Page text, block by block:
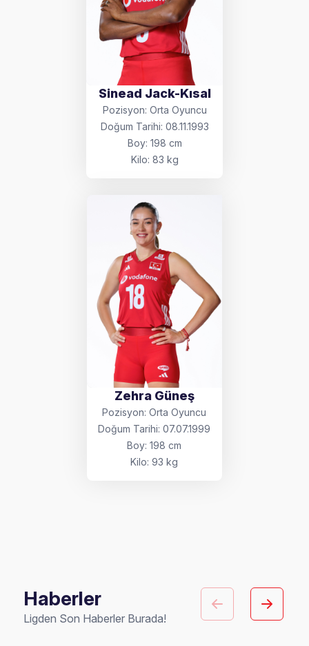
Sinead Jack-Kısal
Pozisyon: Orta Oyuncu
Doğum Tarihi: 08.11.1993
Boy: 198 cm
Kilo: 83 kg
Zehra Güneş
Pozisyon: Orta Oyuncu
Doğum Tarihi: 07.07.1999
Boy: 198 cm
Kilo: 93 kg
Haberler
Ligden Son Haberler Burada!